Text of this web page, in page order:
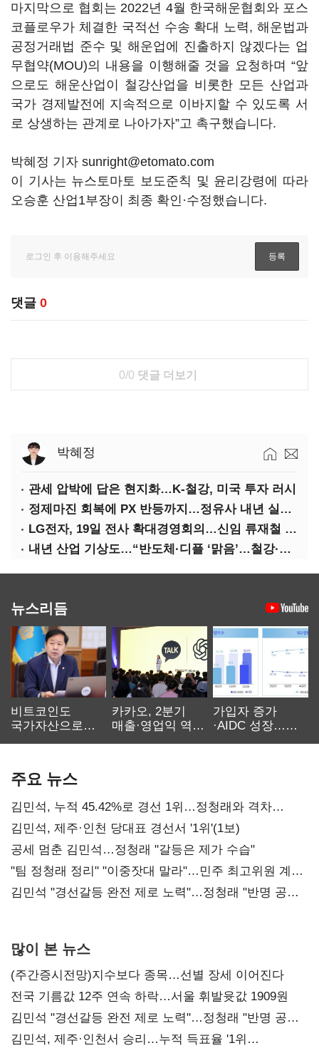
마지막으로 협회는 2022년 4월 한국해운협회와 포스
코플로우가 체결한 국적선 수송 확대 노력, 해운법과
공정거래법 준수 및 해운업에 진출하지 않겠다는 업
무협약(MOU)의 내용을 이행해줄 것을 요청하며 “앞
으로도 해운산업이 철강산업을 비롯한 모든 산업과
국가 경제발전에 지속적으로 이바지할 수 있도록 서
로 상생하는 관계로 나아가자”고 촉구했습니다.
박혜정 기자 sunright@etomato.com
이 기사는 뉴스토마토 보도준칙 및 윤리강령에 따라
오승훈 산업1부장이 최종 확인·수정했습니다.
댓글 0
0/0 댓글 더보기
박혜정
관세 압박에 답은 현지화…K-철강, 미국 투자 러시
정제마진 회복에 PX 반등까지…정유사 내년 실적 기대
LG전자, 19일 전사 확대경영회의…신임 류재철 사장 주관
내년 산업 기상도…“반도체·디플 ‘맑음’…철강·석화 ‘흐림’”
뉴스리듬
비트코인도
국가자산으로…'
카카오, 2분기
매출·영업익 역대
가입자 증가
·AIDC 성장…
주요 뉴스
김민석, 누적 45.42%로 경선 1위…정청래와 격차
0.86%p(2보)
김민석, 제주·인천 당대표 경선서 '1위'(1보)
공세 멈춘 김민석…정청래 "갈등은 제가 수습"
"팀 정청래 정리" "이중잣대 말라"…민주 최고위원 계파
다툼 격화
김민석 "경선갈등 완전 제로 노력"…정청래 "반명 공세
많이 본 뉴스
(주간증시전망)지수보다 종목…선별 장세 이어진다
전국 기름값 12주 연속 하락…서울 휘발윳값 1909원
김민석 "경선갈등 완전 제로 노력"…정청래 "반명 공세
사과부터"
김민석, 제주·인천서 승리…누적 득표율 '1위